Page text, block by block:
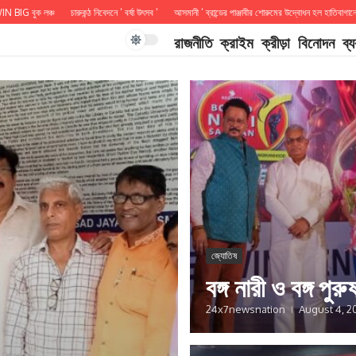
লঞ্চ চারুকন্ঠ নিবেদনে ‘ বর্ষা উৎসব ‘ আসমানী ‘ ব্রান্ডের পাঞ্জাবীর শোরুমের উদ্বোধন হল হাতিবাগানে আসছে
রাজনীতি ক্রাইম ক্রীড়া বিনোদন
জ্যোতিষ
বঙ্গ নারী ও বঙ্গ
24x7newsnation August 4,